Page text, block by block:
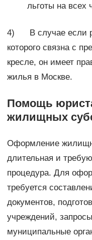
льготы на всех
4) В случае если
которого связна с
кресле, он имеет
жилья в Москве.
Помощь
жилищных
Оформление
длительная и
процедура. Для
требуется
документов,
учреждений,
муниципальные